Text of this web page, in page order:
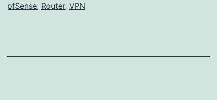
pfSense, Router, VPN